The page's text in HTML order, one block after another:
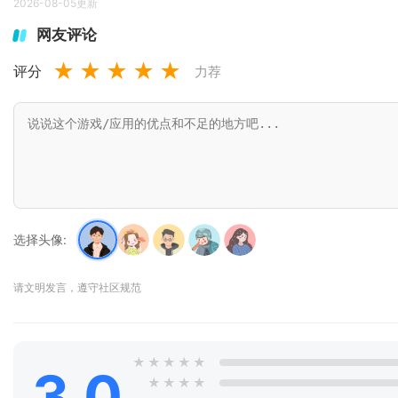
2026-08-05更新
网友评论
评分 ★ ★ ★ ★ ★ 力荐
选择头像:
请文明发言，遵守社区规范
★ ★ ★ ★ ★
★ ★ ★ ★